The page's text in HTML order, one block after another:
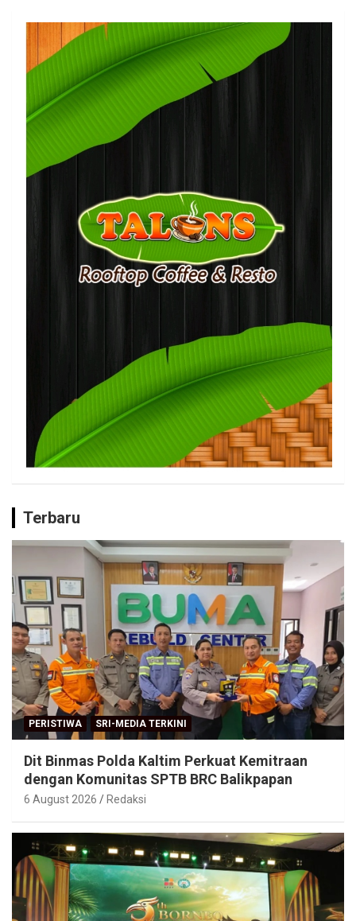
Terbaru
PERISTIWA SRI-MEDIA TERKINI
Dit Binmas Polda Kaltim Perkuat Kemitraan
dengan Komunitas SPTB BRC Balikpapan
6 August 2026 Redaksi